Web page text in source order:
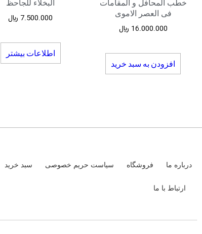
خطب المحافل و المقامات
فی العصر الاموی
16.000.000 ﷼
افزودن به سبد خرید
البخلاء للجاحظ
7.500.000 ﷼
اطلاعات بیشتر
درباره ما فروشگاه سیاست حریم خصوصی سبد خرید
ارتباط با ما